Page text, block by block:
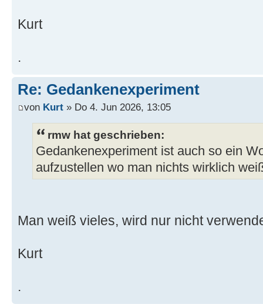
Kurt
.
Re: Gedankenexperiment
von Kurt » Do 4. Jun 2026, 13:05
rmw hat geschrieben:
Gedankenexperiment ist auch so ein
aufzustellen wo man nichts wirklich
Man weiß vieles, wird nur nicht
Kurt
.